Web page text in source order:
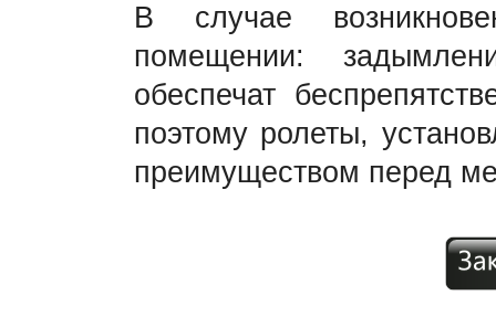
В случае
помещении:
обеспечат
поэтому ролеты,
преимуществом перед